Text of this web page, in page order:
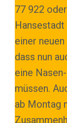
77 922
einer
dass nun
eine
müssen.
ab Montag